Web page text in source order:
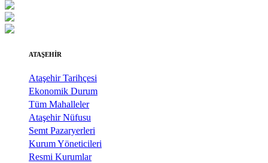
ATAŞEHİR
Ataşehir Tarihçesi
Ekonomik Durum
Tüm Mahalleler
Ataşehir Nüfusu
Semt Pazaryerleri
Kurum Yöneticileri
Resmi Kurumlar